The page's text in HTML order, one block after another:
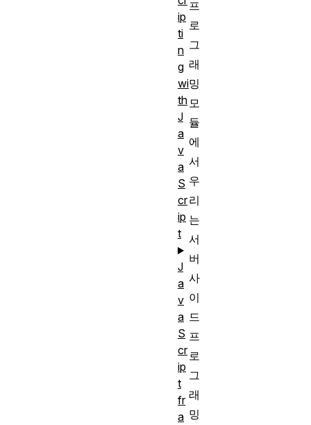
프
로
그
래
밍
모
듈
에
서
우
리
는
서
버
사
이
드
프
로
그
래
밍
ip
ti
n
g
wi
th
J
a
v
a
S
cr
ip
t
J
a
v
a
S
cr
ip
t
fr
a